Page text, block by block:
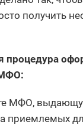
получить
процедура
МФО,
приемлемых